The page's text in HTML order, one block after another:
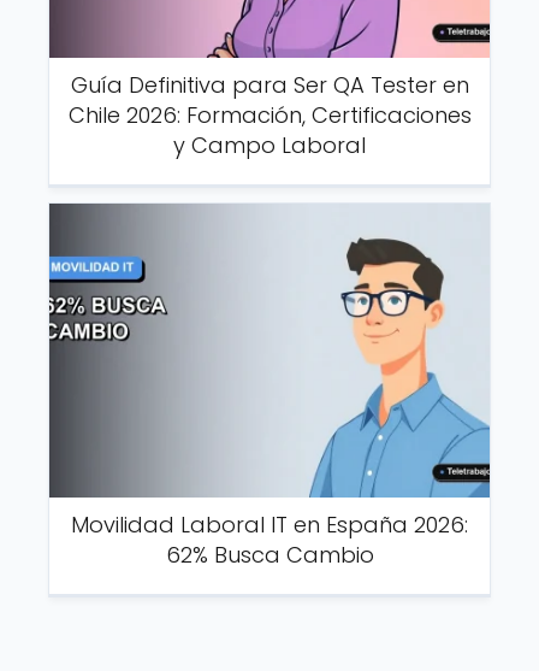
Guía Definitiva para Ser QA Tester en
Chile 2026: Formación, Certificaciones
y Campo Laboral
Movilidad Laboral IT en España 2026:
62% Busca Cambio